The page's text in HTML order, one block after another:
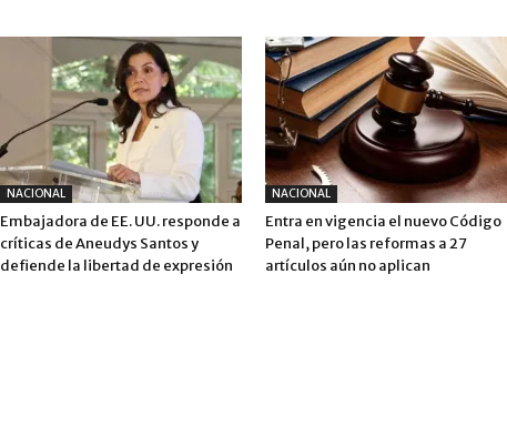
NACIONAL
Embajadora de EE. UU. responde a
críticas de Aneudys Santos y
defiende la libertad de expresión
NACIONAL
Entra en vigencia el nuevo Código
Penal, pero las reformas a 27
artículos aún no aplican